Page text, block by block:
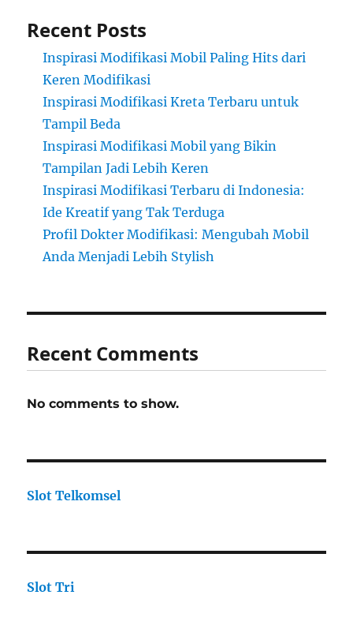
Recent Posts
Inspirasi Modifikasi Mobil Paling Hits dari
Keren Modifikasi
Inspirasi Modifikasi Kreta Terbaru untuk
Tampil Beda
Inspirasi Modifikasi Mobil yang Bikin
Tampilan Jadi Lebih Keren
Inspirasi Modifikasi Terbaru di Indonesia:
Ide Kreatif yang Tak Terduga
Profil Dokter Modifikasi: Mengubah Mobil
Anda Menjadi Lebih Stylish
Recent Comments
No comments to show.
Slot Telkomsel
Slot Tri